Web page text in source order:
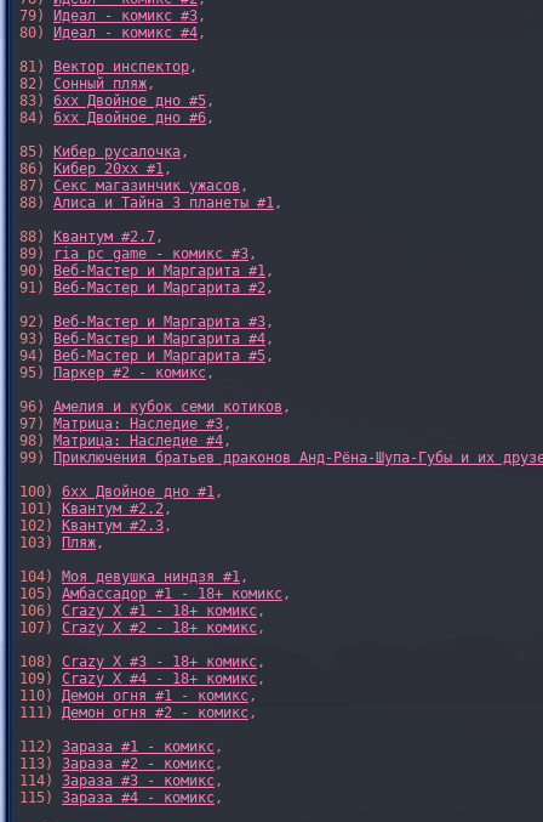
79)
Идеал - комикс #3,
80)
Идеал - комикс #4,
81)
Вектор инспектор,
82) Сонный пляж,
83) 6xx Двойное дно #5,
84) 6xx Двойное дно #6,
85)
Кибер русалочка,
86)
Кибер 20xx #1,
87) Секс магазинчик ужасов ,
88) Алиса и Тайна 3 планеты #1,
88)
Квантум #2.7,
89)
ria pc game - комикс #3,
90)
Веб-Мастер и Маргарита #1,
91)
Веб-Мастер и Маргарита #2,
92)
Веб-Мастер и Маргарита #3,
93)
Веб-Мастер и Маргарита #4,
94)
Веб-Мастер и Маргарита #5,
95)
Паркер #2 - комикс,
96) Амелия и кубок семи котиков ,
97) Матрица: Наследие #3,
98) Матрица: Наследие #4,
99)
Приключения братьев драконов Анд-Рёна-Шупа-Губы и их
100) 6xx Двойное дно #1,
101)
Квантум #2.2,
102)
Квантум #2.3,
103)
Пляж,
104) Моя девушка ниндзя #1,
105) Амбассадор #1 - 18+ комикс,
106) Crazy X #1 - 18+ комикс,
107) Crazy X #2 - 18+ комикс,
108) Crazy X #3 - 18+ комикс,
109) Crazy X #4 - 18+ комикс,
110) Демон огня #1 - комикс,
111) Демон огня #2 - комикс,
112) Зараза #1 - комикс,
113) Зараза #2 - комикс,
114) Зараза #3 - комикс,
115) Зараза #4 - комикс,